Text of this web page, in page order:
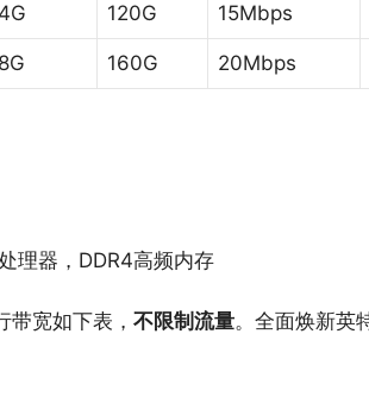
4G 120G 15Mbps
8G 160G 20Mbps
理器，DDR4高频内存
宽如下表， 不限制流量。全面焕新英